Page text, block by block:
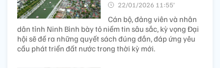
22/01/2026 11:55’
Cán bộ, đảng viên và nhân
dân tỉnh Ninh Bình bày tỏ niềm tin sâu sắc, kỳ vọng Đại
hội sẽ đề ra những quyết sách đúng đắn, đáp ứng yêu
cầu phát triển đất nước trong thời kỳ mới.